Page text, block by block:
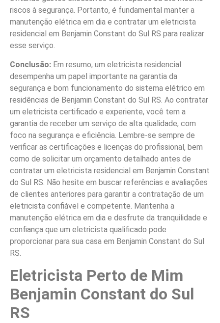
riscos à segurança. Portanto, é fundamental manter a
manutenção elétrica em dia e contratar um eletricista
residencial em Benjamin Constant do Sul RS para realizar
esse serviço.
Conclusão: Em resumo, um eletricista residencial
desempenha um papel importante na garantia da
segurança e bom funcionamento do sistema elétrico em
residências de Benjamin Constant do Sul RS. Ao contratar
um eletricista certificado e experiente, você tem a
garantia de receber um serviço de alta qualidade, com
foco na segurança e eficiência. Lembre-se sempre de
verificar as certificações e licenças do profissional, bem
como de solicitar um orçamento detalhado antes de
contratar um eletricista residencial em Benjamin Constant
do Sul RS. Não hesite em buscar referências e avaliações
de clientes anteriores para garantir a contratação de um
eletricista confiável e competente. Mantenha a
manutenção elétrica em dia e desfrute da tranquilidade e
confiança que um eletricista qualificado pode
proporcionar para sua casa em Benjamin Constant do Sul
RS.
Eletricista Perto de Mim
Benjamin Constant do Sul
RS